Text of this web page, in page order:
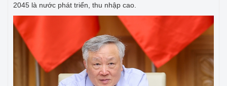
2045 là nước phát triển, thu nhập cao.